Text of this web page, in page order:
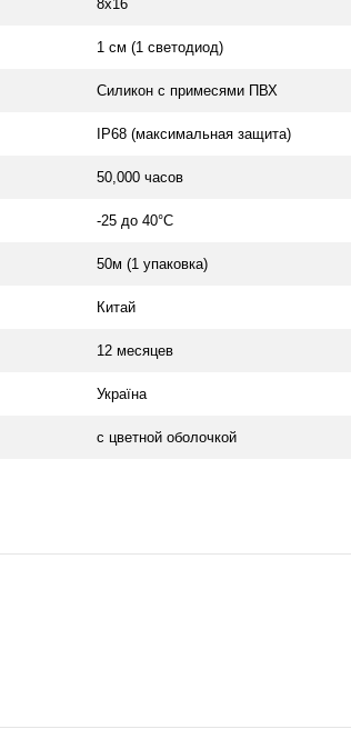
8х16
1 см (1 светодиод)
Силикон с примесями ПВХ
IP68 (максимальная защита)
50,000 часов
-25 до 40°С
50м (1 упаковка)
Китай
12 месяцев
Україна
с цветной оболочкой